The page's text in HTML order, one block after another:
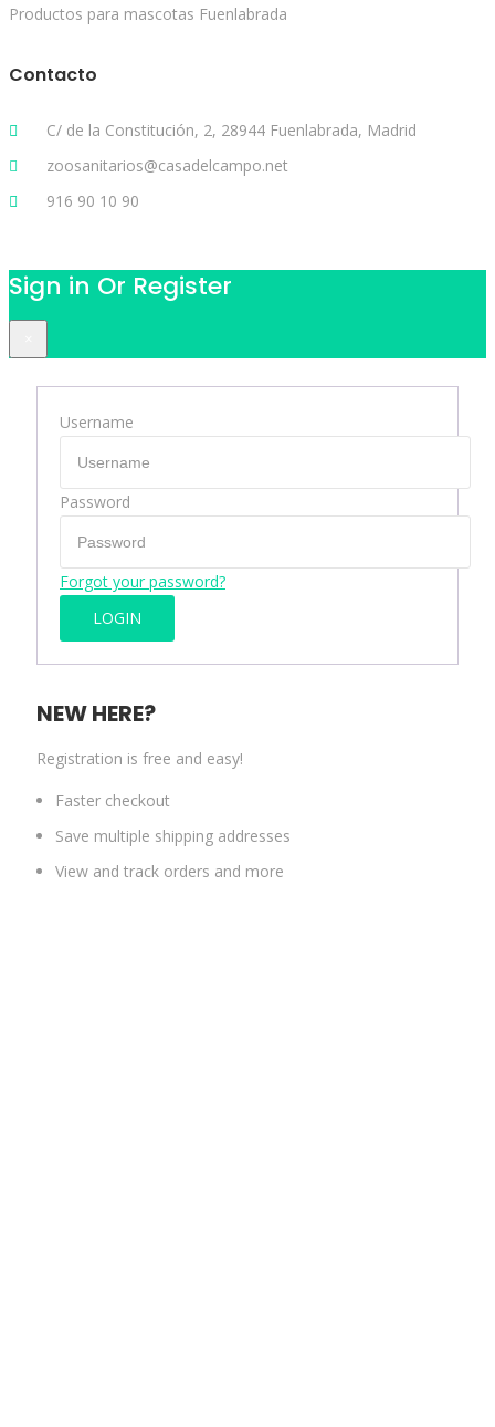
Productos para mascotas Fuenlabrada
Contacto
C/ de la Constitución, 2, 28944 Fuenlabrada, Madrid
zoosanitarios@casadelcampo.net
916 90 10 90
Sign in Or Register
Username
Password
Forgot your password?
NEW HERE?
Registration is free and easy!
Faster checkout
Save multiple shipping addresses
View and track orders and more